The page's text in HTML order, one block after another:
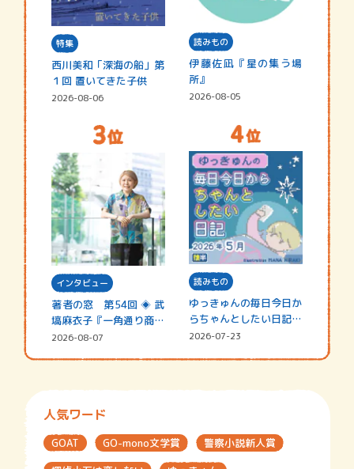
特集
西川美和「深海の船」第
１回 置いてきた子供
2026-08-06
読みもの
伊藤佐凪『星の集う場
所』
2026-08-05
インタビュー
著者の窓 第54回 ◈ 武
塙麻衣子『一角通り商店
街の…
2026-08-07
読みもの
ゆっきゅんの毎日今日か
らちゃんとしたい日記
☆202…
2026-07-23
人気ワード
GOAT GO-mono文学賞
警察小説新人賞